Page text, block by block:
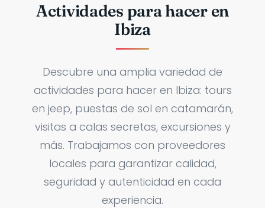
Actividades para hacer en
Ibiza
Descubre una amplia variedad de
actividades para hacer en Ibiza: tours
en jeep, puestas de sol en catamarán,
visitas a calas secretas, excursiones y
más. Trabajamos con proveedores
locales para garantizar calidad,
seguridad y autenticidad en cada
experiencia.